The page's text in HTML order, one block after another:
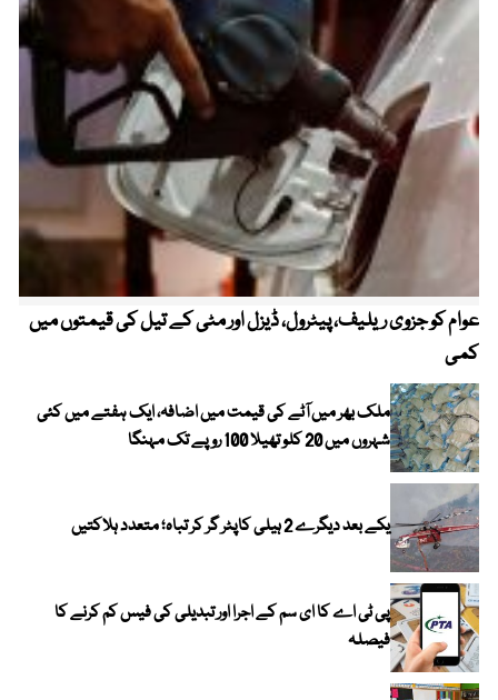
عوام کو جزوی ریلیف، پیٹرول، ڈیزل اور مٹی کے تیل کی قیمتوں میں
کمی
ملک بھر میں آٹے کی قیمت میں اضافہ، ایک ہفتے میں کئی
شہروں میں 20 کلو تھیلا 100 روپے تک مہنگا
یکے بعد دیگرے 2 ہیلی کاپٹر گر کر تباہ؛ متعدد ہلاکتیں
پی ٹی اے کا ای سم کے اجرا اور تبدیلی کی فیس کم کرنے کا
فیصلہ